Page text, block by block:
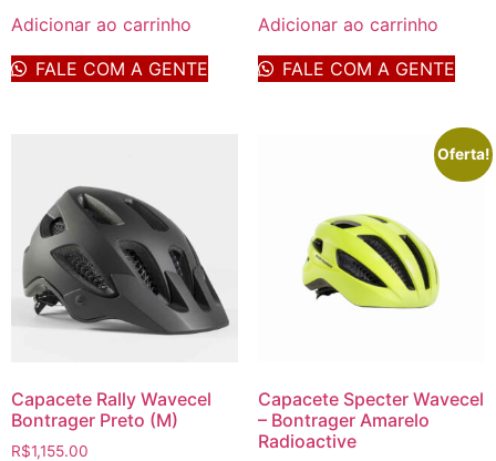
Adicionar ao carrinho
FALE COM A GENTE
Adicionar ao carrinho
FALE COM A GENTE
Capacete Rally Wavecel
Bontrager Preto (M)
R$1,155.00
Oferta!
Capacete Specter Wavecel
– Bontrager Amarelo
Radioactive